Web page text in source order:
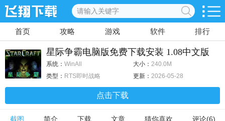
首页 攻略 游戏 软件 排行
星际争霸电脑版免费下载安装 1.08中文版
系统： WinAll 大小： 240.0M
类型： RTS即时战略 更新： 2026-05-28
点击下载
截图 简介 下载 文章 猜你喜欢 评论(6)